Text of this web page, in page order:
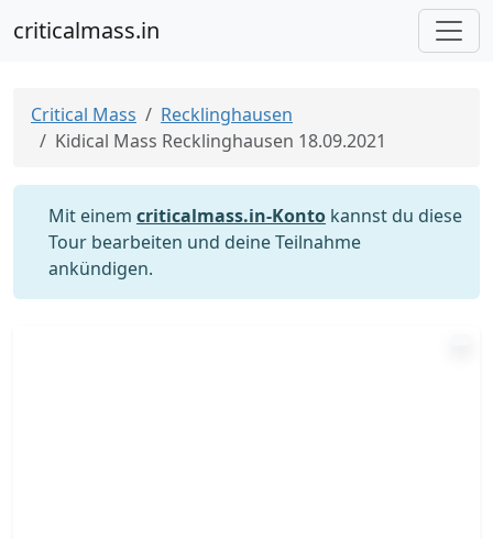
criticalmass.in
Critical Mass
Recklinghausen
Kidical Mass Recklinghausen 18.09.2021
Mit einem criticalmass.in-Konto kannst du diese
Tour bearbeiten und deine Teilnahme
ankündigen.